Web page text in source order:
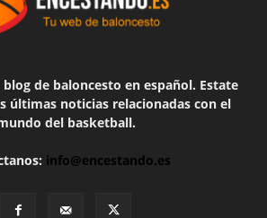
de baloncesto en español. Estate
últimas noticias relacionadas con el
del basketball.
info@encestando.es